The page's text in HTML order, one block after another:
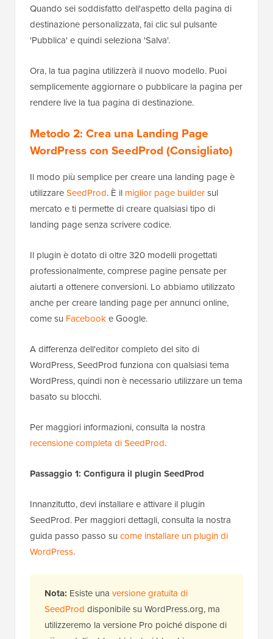
Quando sei soddisfatto dell'aspetto della pagina di
destinazione personalizzata, fai clic sul pulsante
'Pubblica' e quindi seleziona 'Salva'.
Ora, la tua pagina utilizzerà il nuovo modello. Puoi
semplicemente aggiornare o pubblicare la pagina per
rendere live la tua pagina di destinazione.
Metodo 2: Crea una Landing Page
WordPress con SeedProd (Consigliato)
Il modo più semplice per creare una landing page è
utilizzareSeedProd. È il miglior page buildersul
mercato e ti permette di creare qualsiasi tipo di
landing page senza scrivere codice.
Il plugin è dotato di oltre 320 modelli progettati
professionalmente, comprese pagine pensate per
aiutarti a ottenere conversioni. Lo abbiamo utilizzato
anche per creare landing page per annunci online,
come su Facebooke Google.
A differenza dell'editor completo del sito di
WordPress, SeedProd funziona con qualsiasi tema
WordPress, quindi non è necessario utilizzare un tema
basato su blocchi.
Per maggiori informazioni, consulta la nostra
recensione completa di SeedProd.
Passaggio 1: Configura il plugin SeedProd
Innanzitutto, devi installare e attivare il plugin
SeedProd. Per maggiori dettagli, consulta la nostra
guida passo passo su come installare un plugin di
WordPress.
Nota: Esiste una versione gratuita di
SeedProd disponibile su WordPress.org, ma
utilizzeremo la versione Pro poiché dispone di